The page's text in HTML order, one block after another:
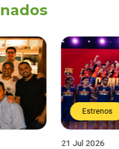
Estrenos
21 Jul 2026